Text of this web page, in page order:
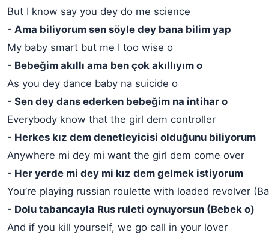
But I know say you dey do me science
- Ama biliyorum sen söyle dey bana bilim yap
My baby smart but me I too wise o
- Bebeğim akıllı ama ben çok akıllıyım o
As you dey dance baby na suicide o
- Sen dey dans ederken bebeğim na intihar o
Everybody know that the girl dem controller
- Herkes kız dem denetleyicisi olduğunu biliyorum
Anywhere mi dey mi want the girl dem come over
- Her yerde mi dey mi kız dem gelmek istiyorum
You’re playing russian roulette with loaded revolver
- Dolu tabancayla Rus ruleti oynuyorsun (Bebek o)
And if you kill yourself, we go call in your lover